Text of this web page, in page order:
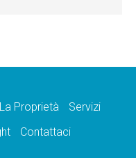
La Proprietà
Servizi
Contattaci